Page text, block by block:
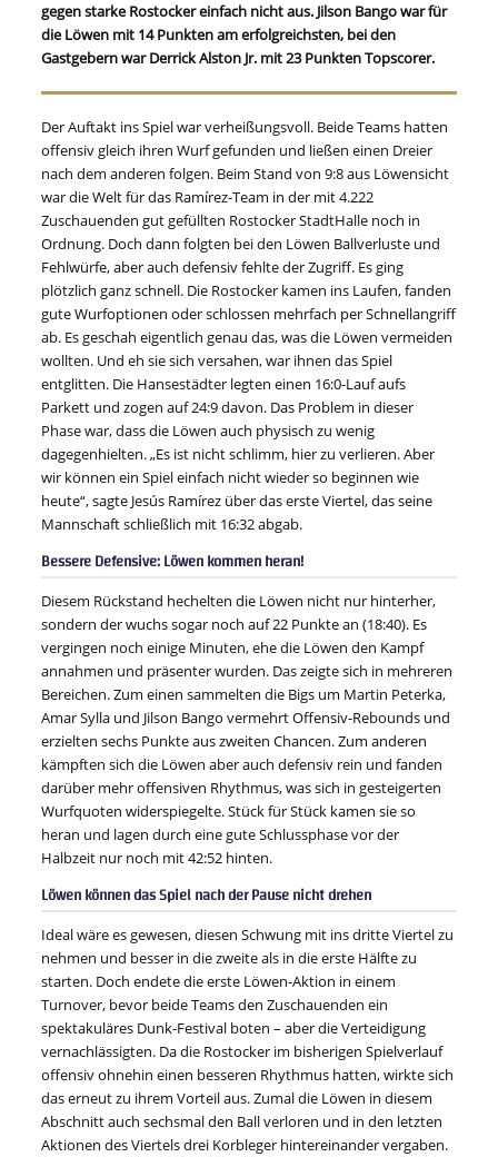
gegen starke Rostocker einfach nicht aus. Jilson Bango war für
die Löwen mit 14 Punkten am erfolgreichsten, bei den
Gastgebern war Derrick Alston Jr. mit 23 Punkten Topscorer.
Der Auftakt ins Spiel war verheißungsvoll. Beide Teams hatten
offensiv gleich ihren Wurf gefunden und ließen einen Dreier
nach dem anderen folgen. Beim Stand von 9:8 aus Löwensicht
war die Welt für das Ramírez-Team in der mit 4.222
Zuschauenden gut gefüllten Rostocker StadtHalle noch in
Ordnung. Doch dann folgten bei den Löwen Ballverluste und
Fehlwürfe, aber auch defensiv fehlte der Zugriff. Es ging
plötzlich ganz schnell. Die Rostocker kamen ins Laufen, fanden
gute Wurfoptionen oder schlossen mehrfach per Schnellangriff
ab. Es geschah eigentlich genau das, was die Löwen vermeiden
wollten. Und eh sie sich versahen, war ihnen das Spiel
entglitten. Die Hansestädter legten einen 16:0-Lauf aufs
Parkett und zogen auf 24:9 davon. Das Problem in dieser
Phase war, dass die Löwen auch physisch zu wenig
dagegenhielten. „Es ist nicht schlimm, hier zu verlieren. Aber
wir können ein Spiel einfach nicht wieder so beginnen wie
heute“, sagte Jesús Ramírez über das erste Viertel, das seine
Mannschaft schließlich mit 16:32 abgab.
Bessere Defensive: Löwen kommen heran!
Diesem Rückstand hechelten die Löwen nicht nur hinterher,
sondern der wuchs sogar noch auf 22 Punkte an (18:40). Es
vergingen noch einige Minuten, ehe die Löwen den Kampf
annahmen und präsenter wurden. Das zeigte sich in mehreren
Bereichen. Zum einen sammelten die Bigs um Martin Peterka,
Amar Sylla und Jilson Bango vermehrt Offensiv-Rebounds und
erzielten sechs Punkte aus zweiten Chancen. Zum anderen
kämpften sich die Löwen aber auch defensiv rein und fanden
darüber mehr offensiven Rhythmus, was sich in gesteigerten
Wurfquoten widerspiegelte. Stück für Stück kamen sie so
heran und lagen durch eine gute Schlussphase vor der
Halbzeit nur noch mit 42:52 hinten.
Löwen können das Spiel nach der Pause nicht drehen
Ideal wäre es gewesen, diesen Schwung mit ins dritte Viertel zu
nehmen und besser in die zweite als in die erste Hälfte zu
starten. Doch endete die erste Löwen-Aktion in einem
Turnover, bevor beide Teams den Zuschauenden ein
spektakuläres Dunk-Festival boten – aber die Verteidigung
vernachlässigten. Da die Rostocker im bisherigen Spielverlauf
offensiv ohnehin einen besseren Rhythmus hatten, wirkte sich
das erneut zu ihrem Vorteil aus. Zumal die Löwen in diesem
Abschnitt auch sechsmal den Ball verloren und in den letzten
Aktionen des Viertels drei Korbleger hintereinander vergaben.